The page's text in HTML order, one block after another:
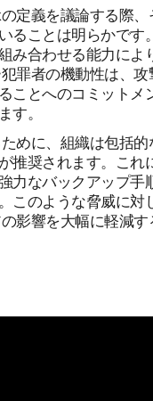
定義を議論する際
ることは明らかです
み合わせる能力によ
罪者の機動性は、
ことへのコミットメ
。
めに、組織は包括
推奨されます。これ
力なバックアップ手
このような脅威に対
影響を大幅に軽減す